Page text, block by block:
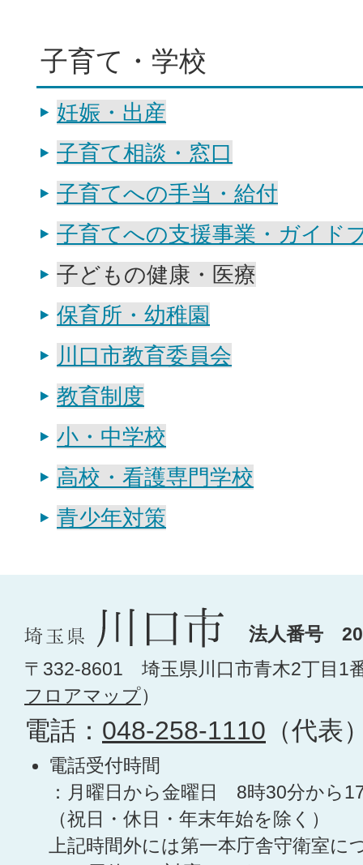
子育て・学校
妊娠・出産
子育て相談・窓口
子育てへの手当・給付
子育てへの支援事業・ガイド
子どもの健康・医療
保育所・幼稚園
川口市教育委員会
教育制度
小・中学校
高校・看護専門学校
青少年対策
法人番号
〒332-8601 埼玉県川口市青木2丁目1
フロアマップ）
電話： 048-258-1110 （代表
電話受付時間
：月曜日から金曜日 8時30分から
（祝日・休日・年末年始を除く）
上記時間外には第一本庁舎守衛室に